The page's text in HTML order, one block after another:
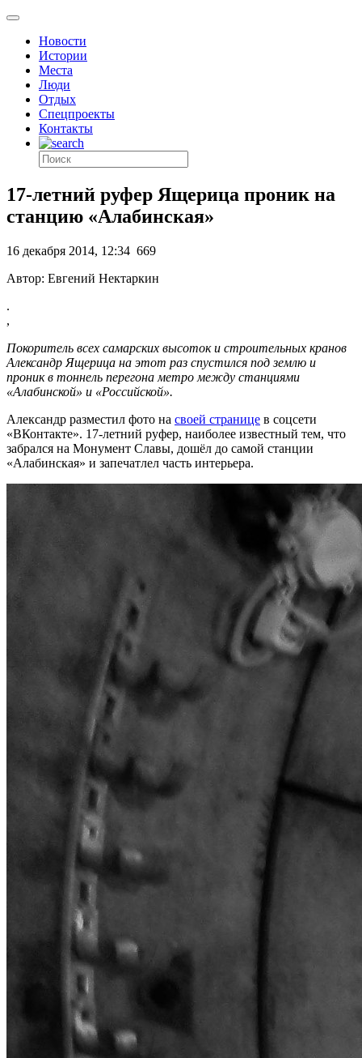
Новости
Истории
Места
Люди
Отдых
Спецпроекты
Контакты
17-летний руфер Ящерица проник на
станцию «Алабинская»
16 декабря 2014, 12:34 669
Автор: Евгений Нектаркин
.
,
Покоритель всех самарских высоток и строительных кранов
Александр Ящерица на этот раз спустился под землю и
проник в тоннель перегона метро между станциями
«Алабинской» и «Российской».
Александр разместил фото на своей странице в соцсети
«ВКонтакте». 17-летний руфер, наиболее известный тем, что
забрался на Монумент Славы, дошёл до самой станции
«Алабинская» и запечатлел часть интерьера.